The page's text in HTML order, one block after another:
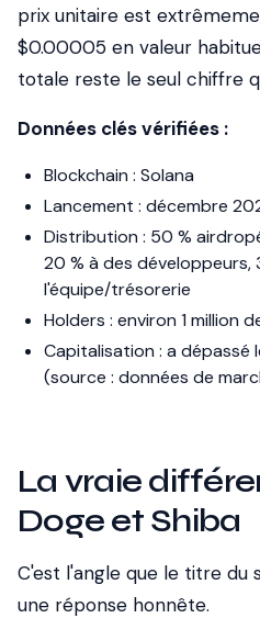
prix unitaire est
$0.00005 en valeur
totale reste le seul chiffre
Données clés vérifiées :
Blockchain : Solana
Lancement : décembre
Distribution : 50 %
20 % à des développeurs,
l'équipe/trésorerie
Holders : environ 1 million
Capitalisation : a dépassé
(source : données de
La vraie
Doge et Shiba
C'est l'angle que le titre du
une réponse honnête.